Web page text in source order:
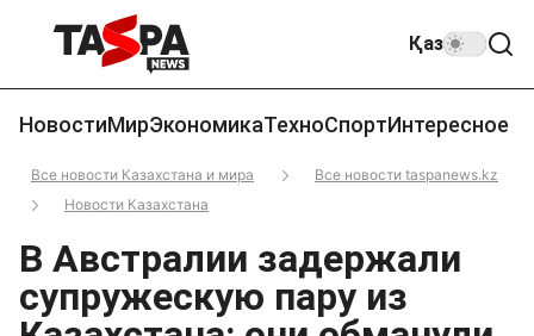
Қаз
НовостиМирЭкономикаТехноСпортИнтересное
Все новости Казахстана и мира
Все новости taspanews.kz
Новости Казахстана
В Австралии задержали
супружескую пару из